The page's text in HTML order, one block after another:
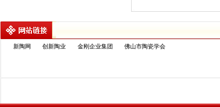
新陶网 创新陶业 金刚企业集团 佛山市陶瓷学会